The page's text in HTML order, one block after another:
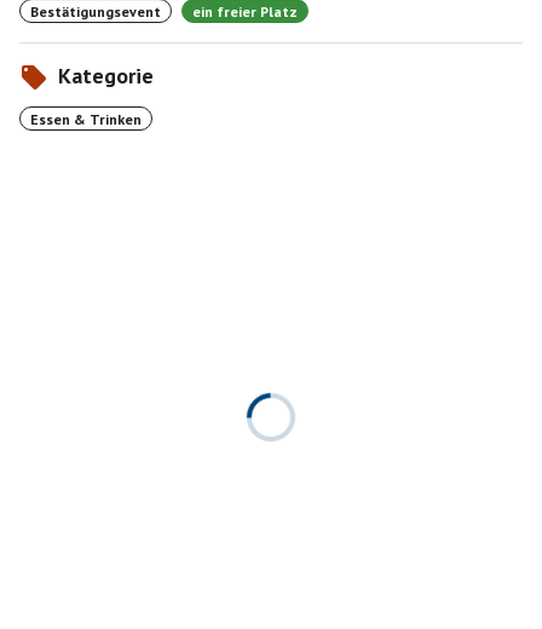
Bestätigungsevent ein freier Platz
Kategorie
Essen & Trinken